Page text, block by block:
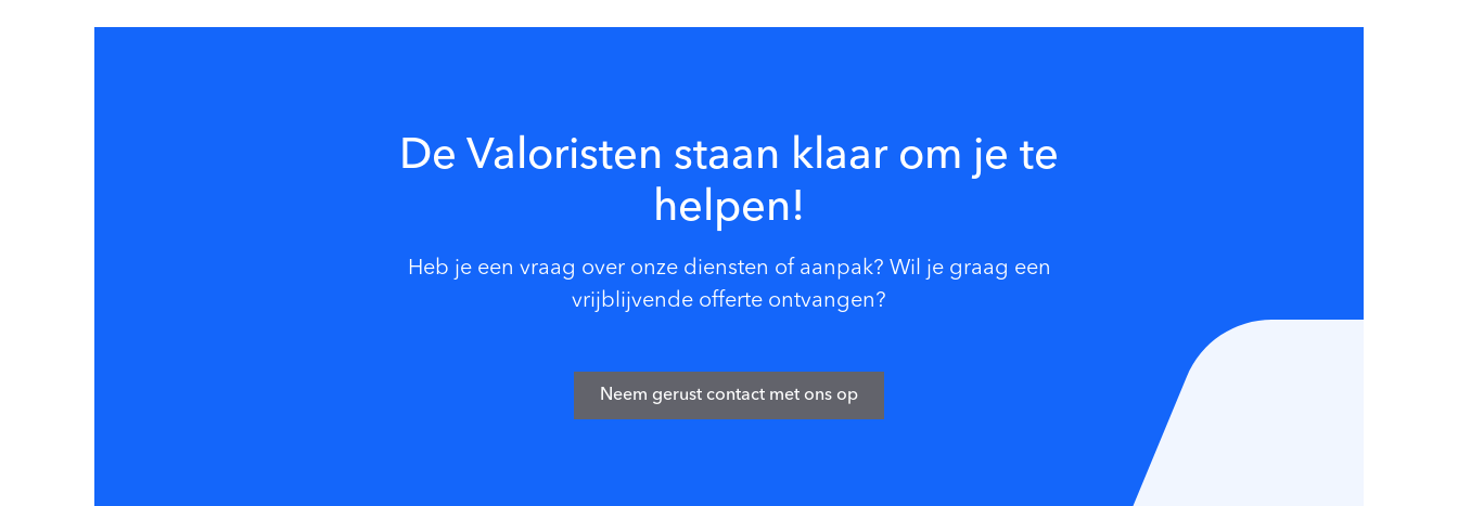
De Valoristen staan klaar om je te
helpen!
Heb je een vraag over onze diensten of aanpak? Wil je graag een
vrijblijvende offerte ontvangen?
Neem gerust contact met ons op